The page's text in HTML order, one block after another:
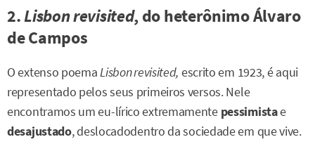
2.Lisbon revisited, do heterônimo Álvaro
de Campos
O extenso poemaLisbon revisited, escrito em 1923, é aqui
representado pelos seus primeiros versos. Nele
encontramos um eu-lírico extremamente pessimistae
desajustado, deslocadodentro da sociedade em que vive.